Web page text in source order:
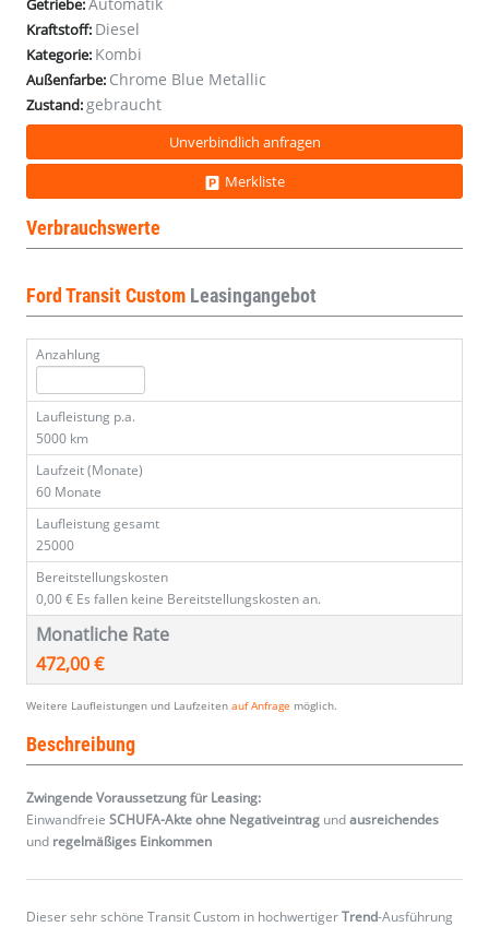
Getriebe:
Kraftstoff: Diesel
Kategorie: Kombi
Außenfarbe: Chrome Blue Metallic
Zustand: gebraucht
Unverbindlich anfragen
Merkliste
Verbrauchswerte
Ford Transit Custom Leasingangebot
Anzahlung
Laufleistung p.a.
5000 km
Laufzeit (Monate)
60 Monate
Laufleistung gesamt
25000
Bereitstellungskosten
0,00 € Es fallen keine Bereitstellungskosten an.
Monatliche Rate
472,00 €
Weitere Laufleistungen und Laufzeiten auf Anfrage möglich.
Beschreibung
Zwingende Voraussetzung für Leasing:
Einwandfreie SCHUFA-Akte ohne Negativeintrag undausreichendes
und regelmäßiges Einkommen
Dieser sehr schöne Transit Custom in hochwertigerTrend-Ausführung